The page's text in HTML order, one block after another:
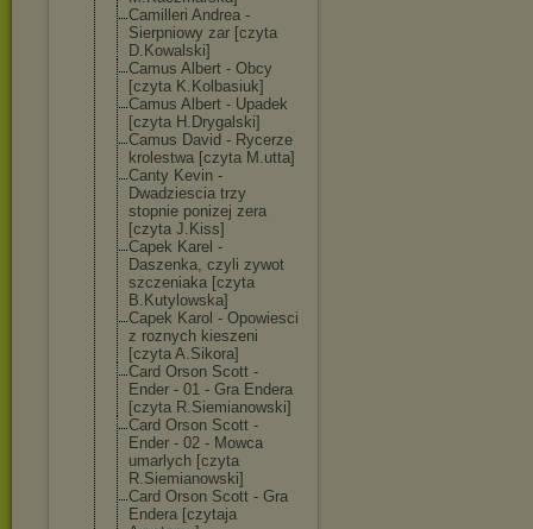
Camilleri Andrea -
Sierpniowy zar [czyta
D.Kowalski]
Camus Albert - Obcy
[czyta K.Kolbasiuk]
Camus Albert - Upadek
[czyta H.Drygalski]
Camus David - Rycerze
krolestwa [czyta M.utta]
Canty Kevin -
Dwadziescia trzy
stopnie ponizej zera
[czyta J.Kiss]
Capek Karel -
Daszenka, czyli zywot
szczeniaka [czyta
B.Kutylowska]
Capek Karol - Opowiesci
z roznych kieszeni
[czyta A.Sikora]
Card Orson Scott -
Ender - 01 - Gra Endera
[czyta R.Siemianowski]
Card Orson Scott -
Ender - 02 - Mowca
umarlych [czyta
R.Siemianowski]
Card Orson Scott - Gra
Endera [czytaja